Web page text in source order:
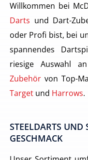
Willkommen bei
Darts und Dart-
oder Profi bist, bei
spannendes
riesige Auswahl an
Zubehör von Top-
Target und Harrows.
STEELDARTS UND
GESCHMACK